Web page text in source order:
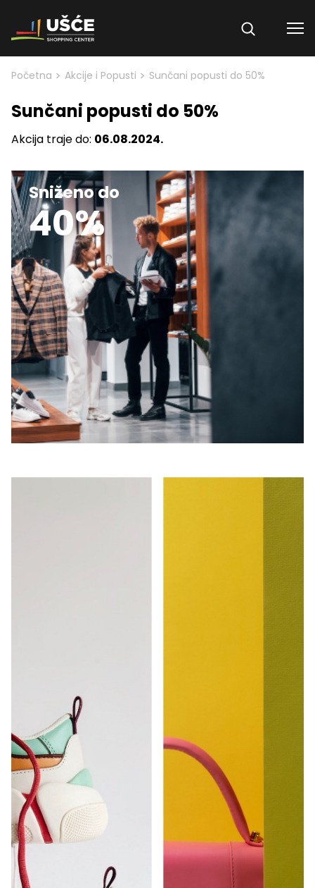
Skip to content
Početna > Akcije i Popusti > Sunčani popusti do 50%
Sunčani popusti do 50%
Akcija traje do: 06.08.2024.
Sniženo do
40%